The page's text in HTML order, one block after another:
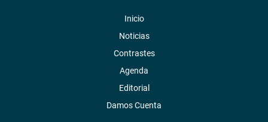
Inicio
Noticias
Contrastes
Agenda
Editorial
Damos Cuenta